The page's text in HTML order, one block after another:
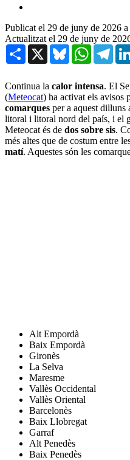
Publicat el 29 de juny de 2026
Actualitzat el 29 de juny de
Share X BlueskyWhatsApp
Continua la calor intensa. El
(Meteocat) ha activat els avisos
comarques per a aquest dilluns
litoral i litoral nord del país, i el
Meteocat és de dos sobre sis.
més altes que de costum entre
matí. Aquestes són les
Alt Empordà
Baix Empordà
Gironès
La Selva
Maresme
Vallès Occidental
Vallès Oriental
Barcelonès
Baix Llobregat
Garraf
Alt Penedès
Baix Penedès